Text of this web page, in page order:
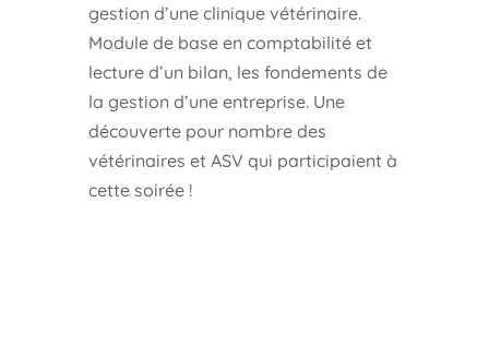
gestion d’une clinique vétérinaire.
Module de base en comptabilité et
lecture d’un bilan, les fondements de
la gestion d’une entreprise. Une
découverte pour nombre des
vétérinaires et ASV qui participaient à
cette soirée !